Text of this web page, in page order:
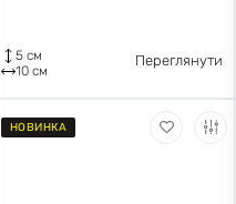
5 см
10 см
Переглянути
НОВИНКА